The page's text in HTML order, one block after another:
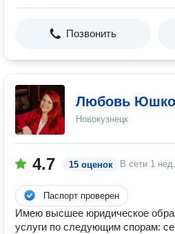
Позвонить
Любовь
Новокузнецк
4.7 15 оценок В сети 1
Паспорт проверен
Имею высшее юридическое
услуги по следующим спорам: